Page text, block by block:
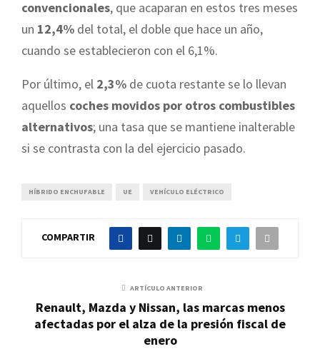
convencionales, que acaparan en estos tres meses
un 12,4% del total, el doble que hace un año,
cuando se establecieron con el 6,1%.
Por último, el 2,3% de cuota restante se lo llevan
aquellos coches movidos por otros combustibles
alternativos; una tasa que se mantiene inalterable
si se contrasta con la del ejercicio pasado.
HÍBRIDO ENCHUFABLE UE VEHÍCULO ELÉCTRICO
COMPARTIR
ARTÍCULO ANTERIOR
Renault, Mazda y Nissan, las marcas menos
afectadas por el alza de la presión fiscal de
enero